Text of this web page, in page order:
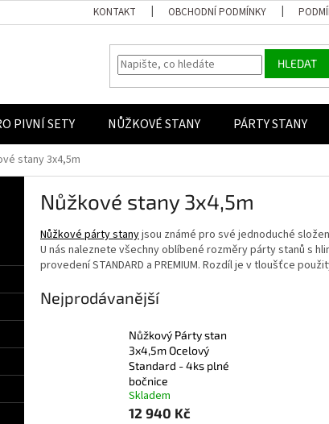
KONTAKT OBCHODNÍ PODMÍNKY
HLEDAT
PIVNÍ SETY NŮŽKOVÉ STANY PÁRTY STANY
stany 3x4,5m
Nůžkové stany 3x4,5m
Nůžkové párty stanyjsou známé pro své jednoduché
U nás naleznete všechny oblíbené rozměry párty stanů s
provedení STANDARD a PREMIUM. Rozdíl je v tloušťce
Nejprodávanější
Nůžkový Párty stan
3x4,5m Ocelový
Standard - 4ks plné
bočnice
Skladem
12 940 Kč